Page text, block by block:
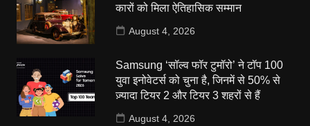
कारों को मिला ऐतिहासिक सम्मान
August 4, 2026
Samsung ‘सॉल्व फॉर टुमॉरो’ ने टॉप 100
युवा इनोवेटर्स को चुना है, जिनमें से 50% से
ज़्यादा टियर 2 और टियर 3 शहरों से हैं
August 4, 2026